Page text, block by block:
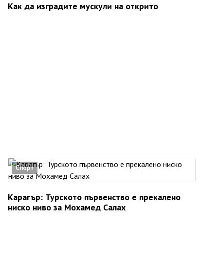
Как да изградите мускули на открито
Спорт
Карагър: Турското първенство е прекалено
ниско ниво за Мохамед Салах